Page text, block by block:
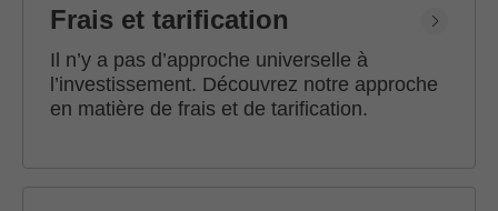
Frais et tarification
Il n’y a pas d’approche universelle à
l’investissement. Découvrez notre approche
en matière de frais et de tarification.